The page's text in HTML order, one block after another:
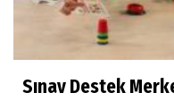
Sınav Destek